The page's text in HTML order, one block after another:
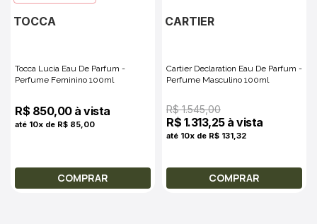
TOCCA
Tocca Lucia Eau De Parfum -
Perfume Feminino 100ml
R$ 850,00 à vista
até 10x de R$ 85,00
COMPRAR
CARTIER
Cartier Declaration Eau De Parfum -
Perfume Masculino 100ml
R$ 1.545,00
R$ 1.313,25 à vista
até 10x de R$ 131,32
COMPRAR